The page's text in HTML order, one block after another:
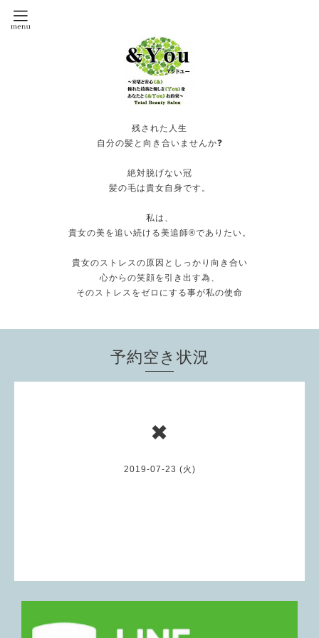
残された人生
自分の髪と向き合いませんか❓
絶対脱げない冠
髪の毛は貴女自身です。
私は、
貴女の美を追い続ける美追師®️でありたい。
貴女のストレスの原因としっかり向き合い
心からの笑顔を引き出す為、
そのストレスをゼロにする事が私の使命
予約空き状況
✖
2019-07-23 (火)